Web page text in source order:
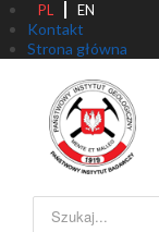
PL EN
Kontakt
Strona główna
Szukaj...